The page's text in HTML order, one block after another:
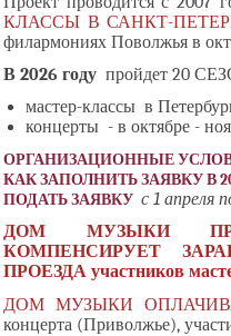
П
Р
О
А
а
д
а
)
КЛАССЫ В САНКТ-
филармониях Поволжья в
В 2026 году пройдет 20
мастер-классы в
концерты - в октябре -
ОРГАНИЗАЦИОННЫЕ
КАК ЗАПОЛНИТЬ ЗАЯВКУ В
ПОДАТЬ ЗАЯВКУ с 1 апреля
ДОМ МУЗЫКИ
КОМПЕНСИРУЕТ
ПРОЕЗДА участников
ДОМ МУЗЫКИ
концерта (Приволжье),